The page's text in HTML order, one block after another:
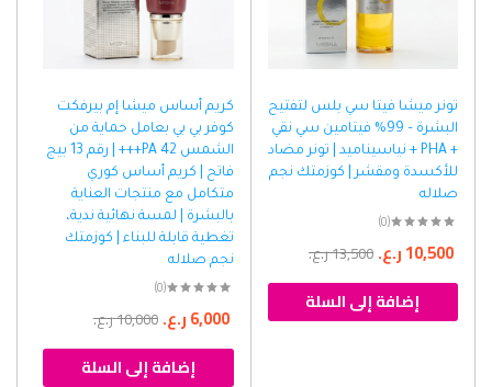
تونر ميشا فيتا سي بلس لتفتيح
البشرة – 99% فيتامين سي نقي
+ PHA + نياسيناميد | تونر مضاد
للأكسدة ومقشر | كوزمتك نجم
صلاله
(0)
13,500ر.ع. 10,500ر.ع.
إضافة إلى السلة
كريم أساس ميشا إم بيرفكت
كوفر بي بي بعامل حماية من
الشمس 42 PA+++ | رقم 13 بيج
فاتح | كريم أساس كوري
متكامل مع منتجات العناية
بالبشرة | لمسة نهائية ندية،
تغطية قابلة للبناء | كوزمتك
نجم صلاله
(0)
10,000ر.ع. 6,000ر.ع.
إضافة إلى السلة